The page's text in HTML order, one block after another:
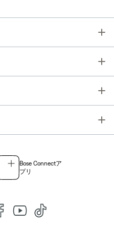
Bose Connectア
プリ